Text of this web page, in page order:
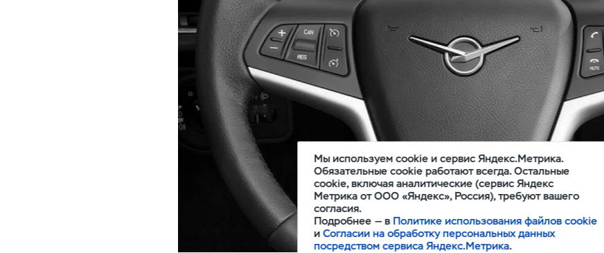
Мы используем cookie и сервис Яндекс.Метрика.
Обязательные cookie работают всегда. Остальные
cookie, включая аналитические (сервис Яндекс
Метрика от ООО «Яндекс», Россия), требуют вашего
согласия.
Подробнее — в Политике использования файлов cookie
иСогласии на обработку персональных данных
посредством сервиса Яндекс.Метрика.